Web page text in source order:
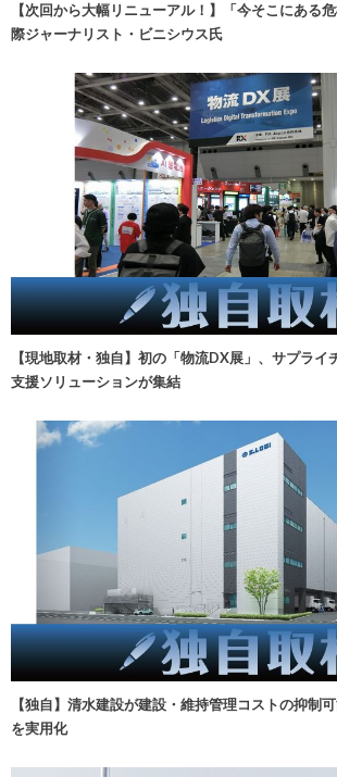
【次回から大幅リニューアル！】「今そこにある
際ジャーナリスト・ビニシウス氏
【現地取材・独自】初の「物流DX展」、サプライ
支援ソリューションが集結
【独自】清水建設が建設・維持管理コストの抑制
を実用化